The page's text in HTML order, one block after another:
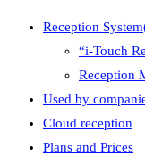
Reception
“i-Touch
Reception
Used by
Cloud reception
Plans and Prices